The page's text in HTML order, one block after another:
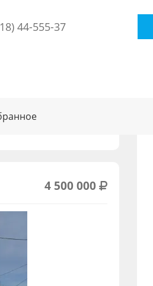
44-555-37
4 500 000